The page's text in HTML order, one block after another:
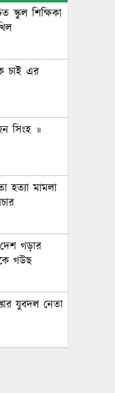
স্কুল শিক্ষিকা
চাই এর
সিংহ ॥
হত্যা মামলা
গড়ার
গউছ
যুবদল নেতা